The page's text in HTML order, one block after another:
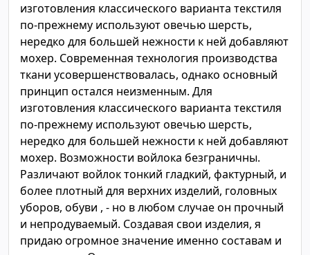
изготовления классического варианта текстиля
по-прежнему используют овечью шерсть,
нередко для большей нежности к ней добавляют
мохер. Современная технология производства
ткани усовершенствовалась, однако основный
принцип остался неизменным. Для
изготовления классического варианта текстиля
по-прежнему используют овечью шерсть,
нередко для большей нежности к ней добавляют
мохер. Возможности войлока безграничны.
Различают войлок тонкий гладкий, фактурный, и
более плотный для верхних изделий, головных
уборов, обуви , - но в любом случае он прочный
и непродуваемый. Создавая свои изделия, я
придаю огромное значение именно составам и